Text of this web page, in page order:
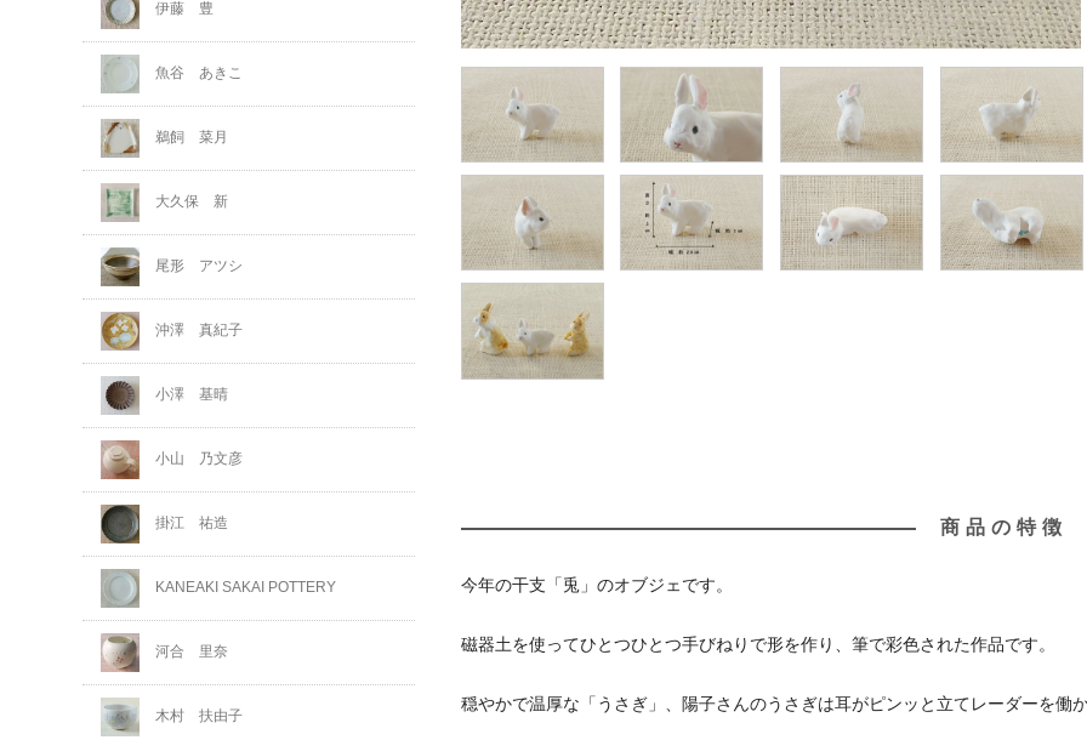
商品の特徴
今年の干支「兎」のオブジェです。
磁器土を使ってひとつひとつ手びねりで形を作り、筆で彩色された作品です。
穏やかで温厚な「うさぎ」、陽子さんのうさぎは耳がピンッと立てレーダーを働か
伊藤 豊
魚谷 あきこ
鵜飼 菜月
大久保 新
尾形 アツシ
沖澤 真紀子
小澤 基晴
小山 乃文彦
掛江 祐造
KANEAKI SAKAI POTTERY
河合 里奈
木村 扶由子